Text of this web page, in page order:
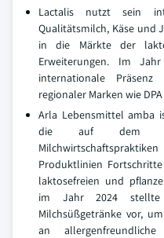
Lactalis nutzt sein
Qualitätsmilch, Käse
in die Märkte der
Erweiterungen. Im
internationale
regionaler Marken wie
Arla Lebensmittel amba
die auf dem
Produktlinien
laktosefreien und
im Jahr 2024 stellte
Milchsüßgetränke vor,
an allergenfreundliche